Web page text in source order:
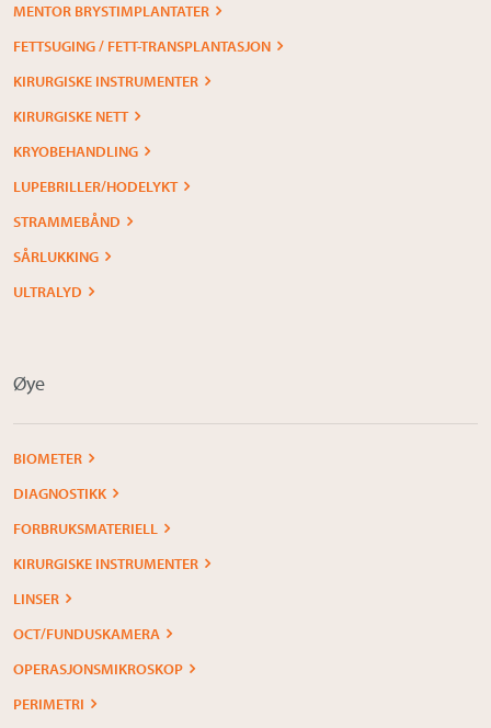
MENTOR BRYSTIMPLANTATER
FETTSUGING / FETT-TRANSPLANTASJON
KIRURGISKE INSTRUMENTER
KIRURGISKE NETT
KRYOBEHANDLING
LUPEBRILLER/HODELYKT
STRAMMEBÅND
SÅRLUKKING
ULTRALYD
Øye
BIOMETER
DIAGNOSTIKK
FORBRUKSMATERIELL
KIRURGISKE INSTRUMENTER
LINSER
OCT/FUNDUSKAMERA
OPERASJONSMIKROSKOP
PERIMETRI